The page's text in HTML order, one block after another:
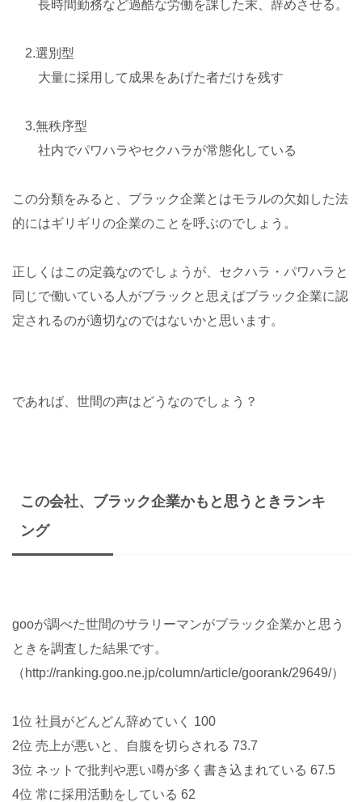
長時間勤務など過酷な労働を課した末、辞めさせる。
2.選別型
大量に採用して成果をあげた者だけを残す
3.無秩序型
社内でパワハラやセクハラが常態化している
この分類をみると、ブラック企業とはモラルの欠如した法
的にはギリギリの企業のことを呼ぶのでしょう。
正しくはこの定義なのでしょうが、セクハラ・パワハラと
同じで働いている人がブラックと思えばブラック企業に認
定されるのが適切なのではないかと思います。
であれば、世間の声はどうなのでしょう？
この会社、ブラック企業かもと思うときランキ
ング
gooが調べた世間のサラリーマンがブラック企業かと思う
ときを調査した結果です。
（http://ranking.goo.ne.jp/column/article/goorank/29649/）
1位 社員がどんどん辞めていく 100
2位 売上が悪いと、自腹を切らされる 73.7
3位 ネットで批判や悪い噂が多く書き込まれている 67.5
4位 常に採用活動をしている 62